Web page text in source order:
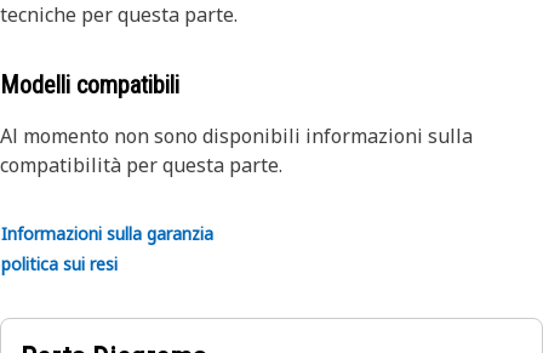
tecniche per questa parte.
Modelli compatibili
Al momento non sono disponibili informazioni sulla
compatibilità per questa parte.
Informazioni sulla garanzia
politica sui resi